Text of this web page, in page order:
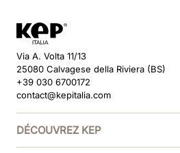
Via A. Volta 11/13
25080 Calvagese della Riviera (BS)
+39 030 6700172
contact@kepitalia.com
DÉCOUVREZ KEP